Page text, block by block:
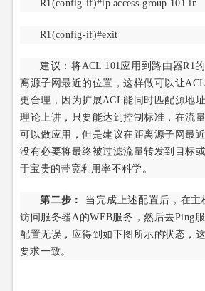
R1(config-if)#ip access-group 101 in
R1(config-if)#exit
建议：将ACL 101应用到路由器R1
离源子网最近的位置，这样做可以让
更合理，因为扩展ACL能同时匹配源地
理论上讲，只要能达到控制标准，在流
可以做应用，但是建议在距离源子网最
没有必要将最终被过滤流量转发到目标
于宝贵的带宽利用率不科学。
第二步：
当完成上述配置后，在主
访问服务器A的WEB服务，然后去Ping
配置无误，应得到如下图所示的状态，
要求一致。